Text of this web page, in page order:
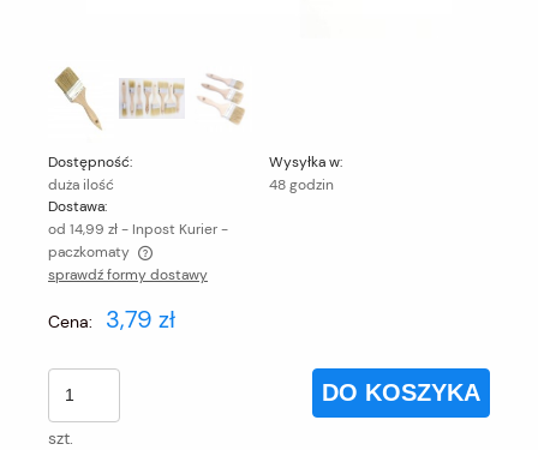
Dostępność:
duża ilość
Wysyłka w:
48 godzin
Dostawa:
od 14,99 zł- Inpost Kurier -
paczkomaty
Cena nie zawiera ewentualnych kosztów płatności
sprawdź formy dostawy
Cena: 3,79 zł
szt.
DO KOSZYKA